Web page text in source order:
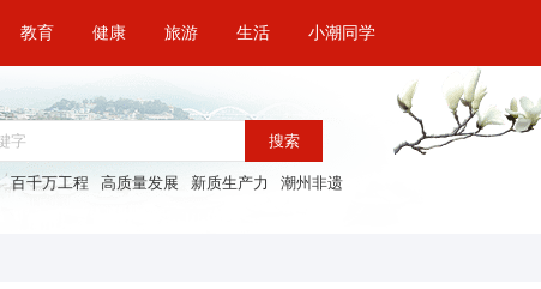
教育 健康 旅游 生活 小潮同学
搜索
百千万工程 高质量发展 新质生产力 潮州非遗